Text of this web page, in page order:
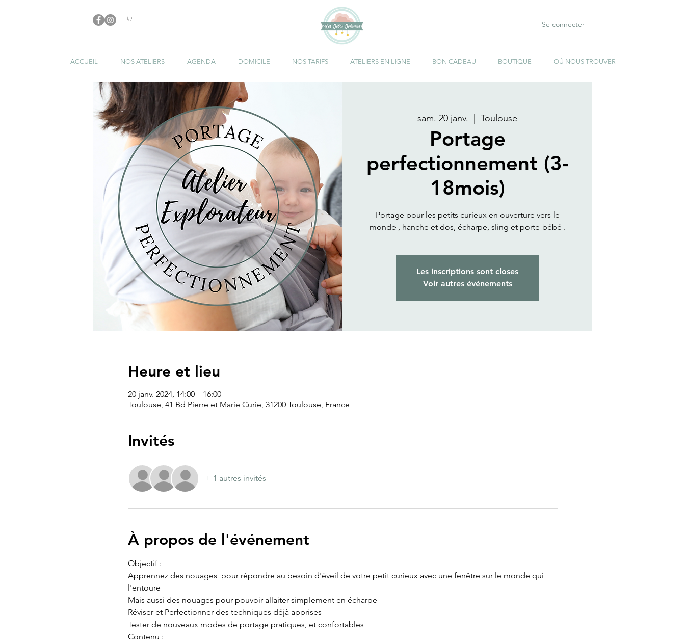
Se connecter
ACCUEIL NOS ATELIERS AGENDA DOMICILE NOS TARIFS ATELIERS EN LIGNE BON CADEAU BOUTIQUE OÙ NOUS TROUVER
sam. 20 janv.
  |
Toulouse
Portage
perfectionnement (3-
18mois)
Portage pour les petits curieux en ouverture vers le
monde , hanche et dos, écharpe, sling et porte-bébé .
Les inscriptions sont closes
Voir autres événements
Heure et lieu
20 janv. 2024, 14:00 – 16:00
Toulouse, 41 Bd Pierre et Marie Curie, 31200 Toulouse, France
Invités
+ 1 autres invités
À propos de l'événement
Objectif :
Apprennez des nouages  pour répondre au besoin d'éveil de votre petit curieux avec une fenêtre sur le monde qui
l'entoure
Mais aussi des nouages pour pouvoir allaiter simplement en écharpe
Réviser et Perfectionner des techniques déjà apprises
Tester de nouveaux modes de portage pratiques, et confortables
​Contenu :